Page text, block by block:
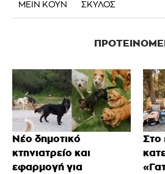
ΜΕΙΝ ΚΟΥΝ ΣΚΥΛΟΣ
Νέο δημοτικό
κτηνιατρείο και
εφαρμογή για
Στο